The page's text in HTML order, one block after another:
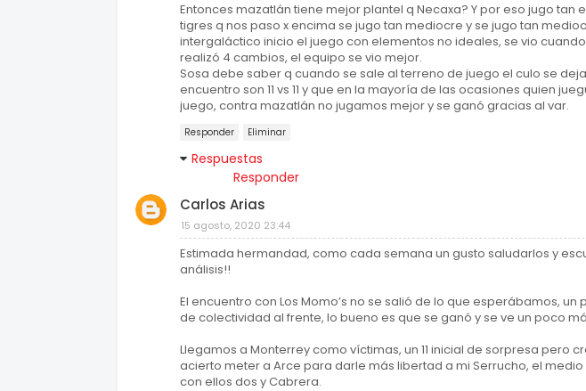
Entonces mazatlán tiene mejor plantel q Necaxa? Y por eso jugo tan
tigres q nos paso x encima se jugo tan mediocre y se jugo tan
intergaláctico inicio el juego con elementos no ideales, se vio
realizó 4 cambios, el equipo se vio mejor.
Sosa debe saber q cuando se sale al terreno de juego el culo se
encuentro son 11 vs 11 y que en la mayoría de las ocasiones quien
juego, contra mazatlán no jugamos mejor y se ganó gracias al var.
Responder Eliminar
Respuestas
Responder
Carlos Arias
15 agosto, 2020 23:44
Estimada hermandad, como cada semana un gusto saludarlos y
análisis!!
El encuentro con Los Momo’s no se salió de lo que esperábamos, un
de colectividad al frente, lo bueno es que se ganó y se ve un poco
Llegamos a Monterrey como víctimas, un 11 inicial de sorpresa pero
acierto meter a Arce para darle más libertad a mi Serrucho, el
con ellos dos y Cabrera.